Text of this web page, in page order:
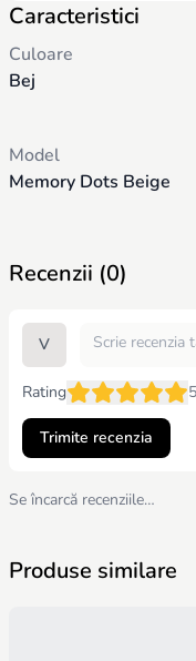
protecție va permite
• Husa saltea: 100%
• Husa bara de
• Vine în geantă de
transport și depozitare
• Dimensiune:
Caracteristici
Culoare
Bej
Model
Memory Dots Beige
Recenzii (0)
V
Rating
Trimite recenzia
Se încarcă recenziile…
Produse similare